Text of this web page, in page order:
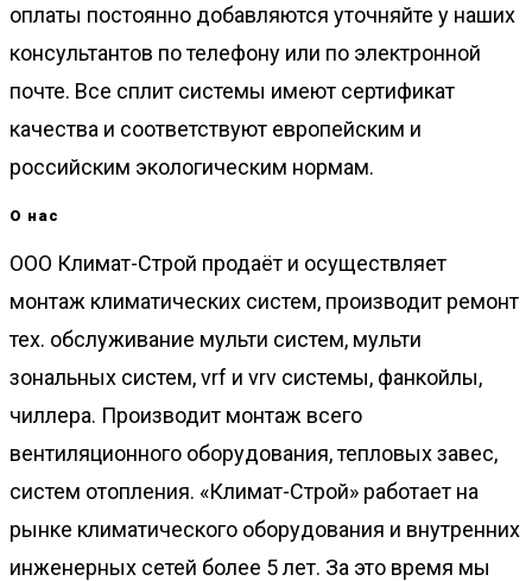
оплаты постоянно добавляются уточняйте у наших
консультантов по телефону или по электронной
почте. Все сплит системы имеют сертификат
качества и соответствуют европейским и
российским экологическим нормам.
О нас
ООО Климат-Строй продаёт и осуществляет
монтаж климатических систем, производит ремонт
тех. обслуживание мульти систем, мульти
зональных систем, vrf и vrv системы, фанкойлы,
чиллера. Производит монтаж всего
вентиляционного оборудования, тепловых завес,
систем отопления. «Климат-Строй» работает на
рынке климатического оборудования и внутренних
инженерных сетей более 5 лет. За это время мы